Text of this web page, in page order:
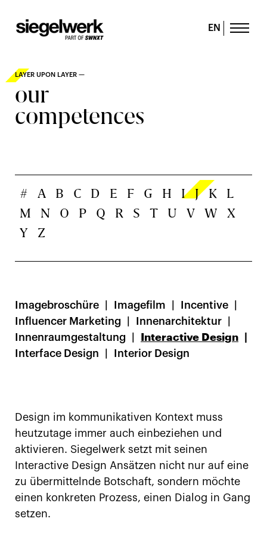
EN
LAYER UPON LAYER —
our
competences
# A B C D E F G H I J K
L
M
N O P Q R S T U V W
X
Y
Z
Imagebroschüre Imagefilm
Incentive
Influencer Marketing
Innenarchitektur
Innenraumgestaltung
Interactive Design
Interface Design
Interior Design
Design im kommunikativen Kontext muss
heutzutage immer auch einbeziehen und
aktivieren. Siegelwerk setzt mit seinen
Interactive Design Ansätzen nicht nur auf eine
zu übermittelnde Botschaft, sondern möchte
einen konkreten Prozess, einen Dialog in Gang
setzen.